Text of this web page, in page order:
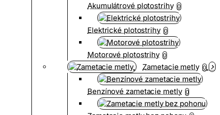
Akumulátrové plotostrihy 0
Elektrické plotostrihy 0
Motorové plotostrihy 0
Zametacie metly 0
Benzínové zametacie metly 0